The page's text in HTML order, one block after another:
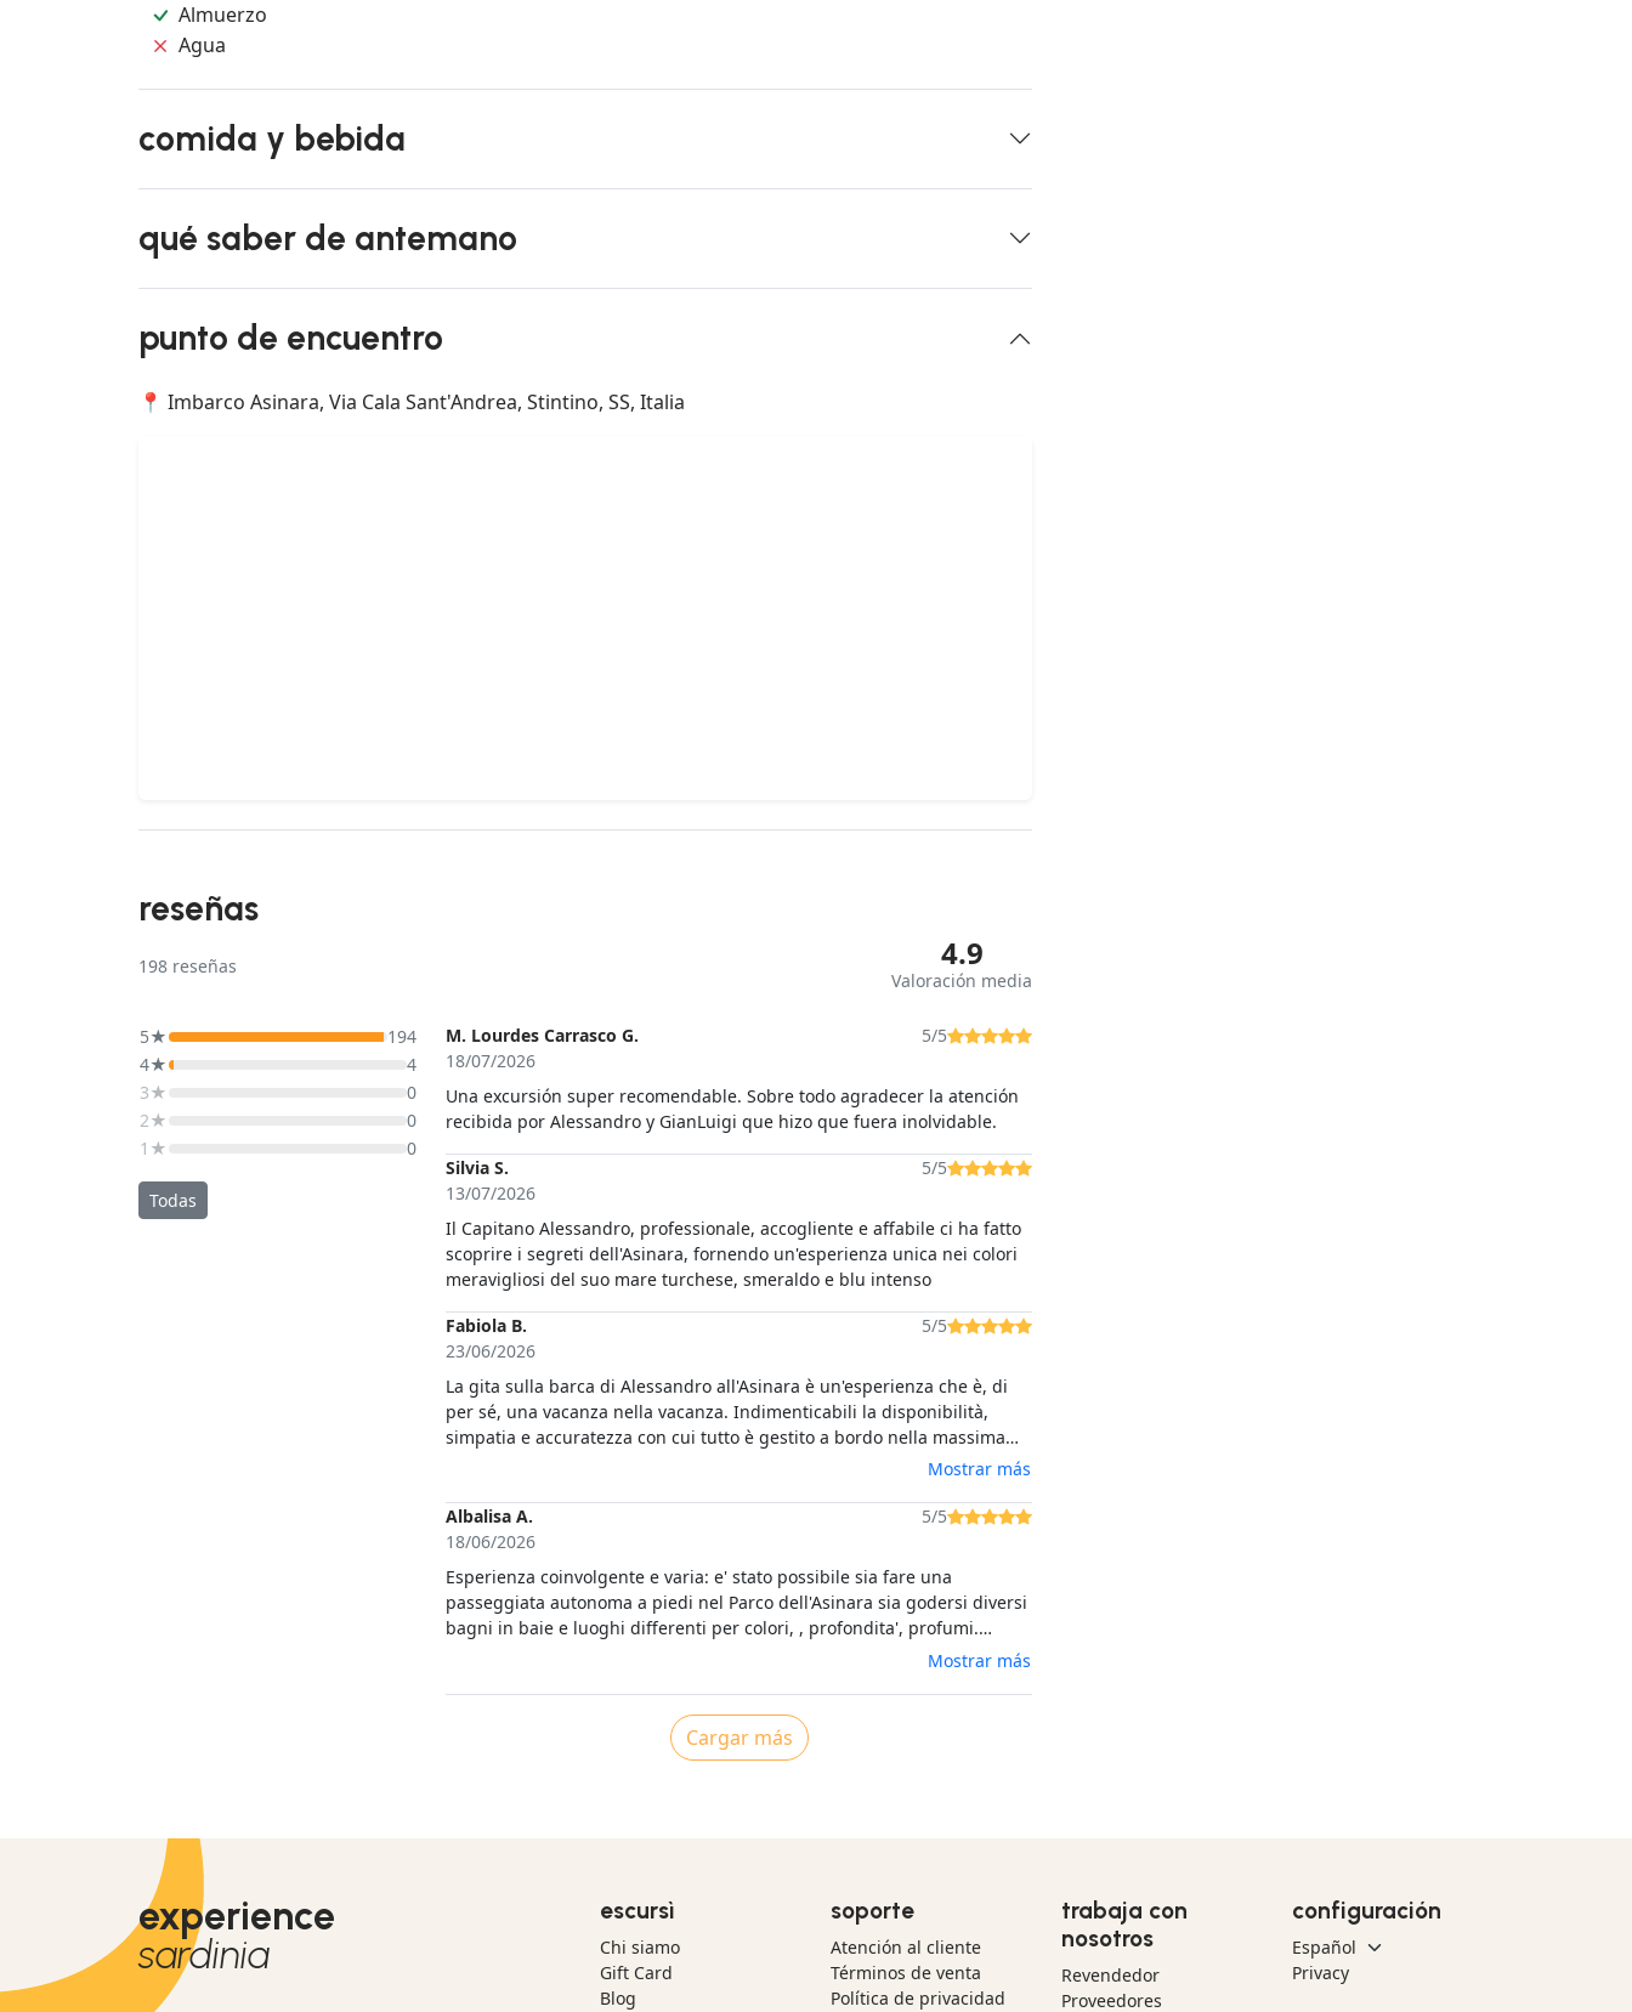
Almuerzo
Agua
comida y bebida
qué saber de antemano
punto de encuentro
📍 Imbarco Asinara, Via Cala Sant'Andrea, Stintino, SS, Italia
reseñas
198 reseñas 4.9
Valoración media
5★
194
4★
4
3★
0
2★
0
1★
0
Todas
M. Lourdes Carrasco G.
18/07/2026
5/5
Una excursión super recomendable. Sobre todo agradecer la atención
recibida por Alessandro y GianLuigi que hizo que fuera inolvidable.
Silvia S.
13/07/2026
5/5
Il Capitano Alessandro, professionale, accogliente e affabile ci ha fatto
scoprire i segreti dell'Asinara, fornendo un'esperienza unica nei colori
meravigliosi del suo mare turchese, smeraldo e blu intenso
Fabiola B.
23/06/2026
5/5
La gita sulla barca di Alessandro all'Asinara è un'esperienza che è, di
per sé, una vacanza nella vacanza. Indimenticabili la disponibilità,
simpatia e accuratezza con cui tutto è gestito a bordo nella massima
sicurezza di tutti i partecipanti. L'Asinara è meravigliosa per la sua
indimenticabile. Le piscine di Fornelli, il bagno in quelle acque
meravigliose e il lautissimo pranzo completo persino di caffè, dolci e
mirto sono incredibili
Mostrar más
Albalisa A.
18/06/2026
5/5
Esperienza coinvolgente e varia: e' stato possibile sia fare una
passeggiata autonoma a piedi nel Parco dell'Asinara sia godersi diversi
bagni in baie e luoghi differenti per colori, , profondita', profumi.
Ottimo cuoco e poacevole conversatore, il maestro d'ascia eMostrar más
Cargar más
experience
sardinia
escursì
Chi siamo
Gift Card
Blog
soporte
Atención al cliente
Términos de venta
Política de privacidad
trabaja con
nosotros
Revendedor
Proveedores
configuración
Privacy